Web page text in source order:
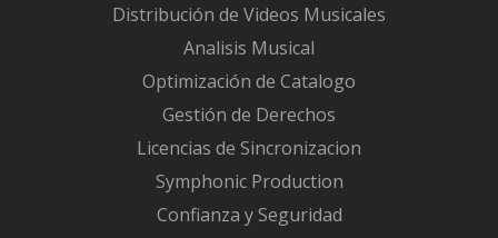
Distribución de Videos Musicales
Analisis Musical
Optimización de Catalogo
Gestión de Derechos
Licencias de Sincronizacion
Symphonic Production
Confianza y Seguridad